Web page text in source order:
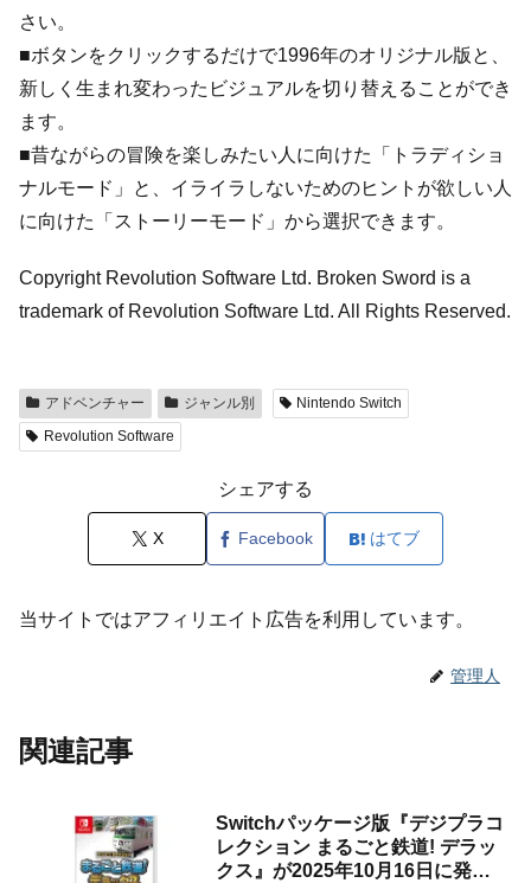
さい。
■ボタンをクリックするだけで1996年のオリジナル版と、
新しく生まれ変わったビジュアルを切り替えることができ
ます。
■昔ながらの冒険を楽しみたい人に向けた「トラディショ
ナルモード」と、イライラしないためのヒントが欲しい人
に向けた「ストーリーモード」から選択できます。
Copyright Revolution Software Ltd. Broken Sword is a
trademark of Revolution Software Ltd. All Rights Reserved.
アドベンチャー ジャンル別
Nintendo Switch
Revolution Software
シェアする
X Facebook はてブ
当サイトではアフィリエイト広告を利用しています。
管理人
関連記事
Switchパッケージ版『デジプラコ
レクション まるごと鉄道! デラッ
クス』が2025年10月16日に発売